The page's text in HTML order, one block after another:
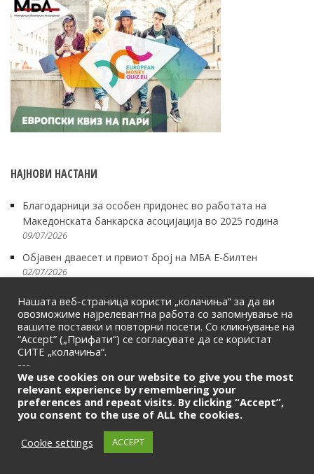
НАЈНОВИ НАСТАНИ
Благодарници за особен придонес во работата на
Македонската банкарска асоцијација во 2025 година
09/07/2026
Објавен дваесет и првиот број на МБА Е-билтен
02/07/2026
Свечено одбележување на успехот на најдобрите
тимови од Европскиот квиз на пари 2026
09/06/2026
Благодарница од градоначалникот на Општина Кочани за
Фондацијата „Заедно за едно“ и за Македонската
банкарска асоцијација
03/06/2026
Дарија Боризовска и Сара Милковска од СЕПУГС „Васил
Антевски-Дрен“ од Скопје меѓу финалистите на
Европскиот квиз на пари 2026
Нашата веб-страница користи „колачиња“ за да ви
овозможиме најрелевантна работа со запомнување на
вашите поставки и повторни посети. Со кликнување на
“Accept” („Прифати“) се согласувате да се користат
СИТЕ „колачиња“.
---
We use cookies on our website to give you the most
relevant experience by remembering your
preferences and repeat visits. By clicking “Accept”,
you consent to the use of ALL the cookies.
Cookie settings
ACCEPT